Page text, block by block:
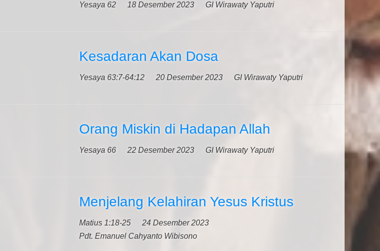
Yesaya 62 18 Desember 2023 GI Wirawaty Yaputri
Kesadaran Akan Dosa
Yesaya 63:7-64:12 20 Desember 2023 GI Wirawaty Yaputri
Orang Miskin di Hadapan Allah
Yesaya 66 22 Desember 2023 GI Wirawaty Yaputri
Menjelang Kelahiran Yesus Kristus
Matius 1:18-25
24 Desember 2023
Pdt. Emanuel Cahyanto Wibisono